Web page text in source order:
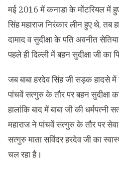
मई 2016 में कनाडा के मोंटरियल में हुए
सिंह महाराज निरंकार लीन हुए थे, तब
दामाद व सुदीक्षा के पति अवनीत
पहले ही दिल्ली में बहन सुदीक्षा जी का
जब बाबा हरदेव सिंह जी सड़क हादसे
पांचवें सत्गुरु के तौर पर बहन सुदीक्षा
हालांकि बाद में बाबा जी की धर्मपत्नी
महाराज ने पांचवें सत्गुरु के तौर पर
सत्गुरु माता सविंदर हरदेव जी का
चल रहा है।